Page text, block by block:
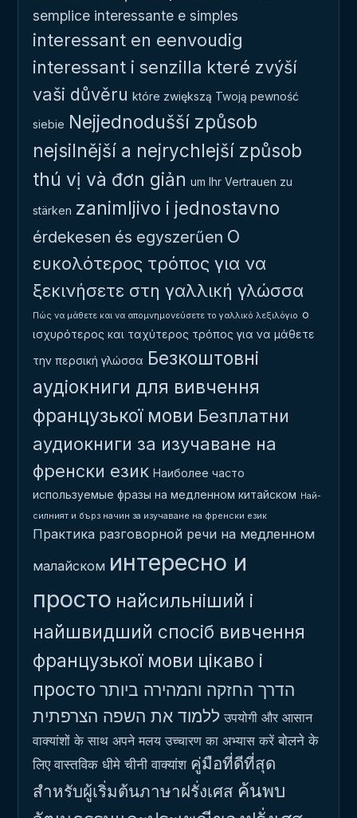
semplice interessante e simples
interessant en eenvoudig
interessant i senzilla které zvýší
vaši důvěru które zwiększą Twoją pewność
siebie Nejjednodušší způsob
nejsilnější a nejrychlejší způsob
thú vị và đơn giản um Ihr Vertrauen zu
stärken zanimljivo i jednostavno
érdekesen és egyszerűen Ο
ευκολότερος τρόπος για να
ξεκινήσετε στη γαλλική γλώσσα
Πώς να μάθετε και να απομνημονεύσετε το γαλλικό λεξιλόγιο ο
ισχυρότερος και ταχύτερος τρόπος για να μάθετε
την περσική γλώσσα Безкоштовні
аудіокниги для вивчення
французької мови Безплатни
аудиокниги за изучаване на
френски език Наиболее часто
используемые фразы на медленном китайском Най-
силният и бърз начин за изучаване на френски език
Практика разговорной речи на медленном
малайском интересно и
просто найсильніший і
найшвидший спосіб вивчення
французької мови цікаво і
просто הדרך החזקה והמהירה ביותר
ללמוד את השפה הצרפתית उपयोगी और आसान
वाक्यांशों के साथ अपने मलय उच्चारण का अभ्यास करें बोलने के
लिए वास्तविक धीमे चीनी वाक्यांश คู่มือที่ดีที่สุด
สำหรับผู้เริ่มต้นภาษาฝรั่งเศส ค้นพบ